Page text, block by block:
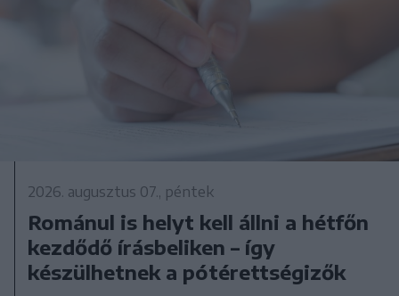
2026. augusztus 07., péntek
Románul is helyt kell állni a hétfőn
kezdődő írásbeliken – így
készülhetnek a pótérettségizők